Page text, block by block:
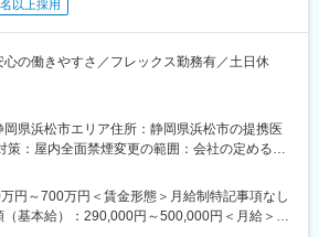
以上採用
心の働きやすさ／フレックス勤務有／土日休
ーディネーター（CRCって何？）
安全で効果的かどうかを確かめるための臨床
参加する手続きを助けたり、治験中のデータを
岡県浜松市エリア住所：静岡県浜松市の提携医
策：屋内全面禁煙変更の範囲：会社の定める事
円～700万円＜賃金形態＞月給制特記事項なし
（基本給）：290,000円～500,000円＜月給＞